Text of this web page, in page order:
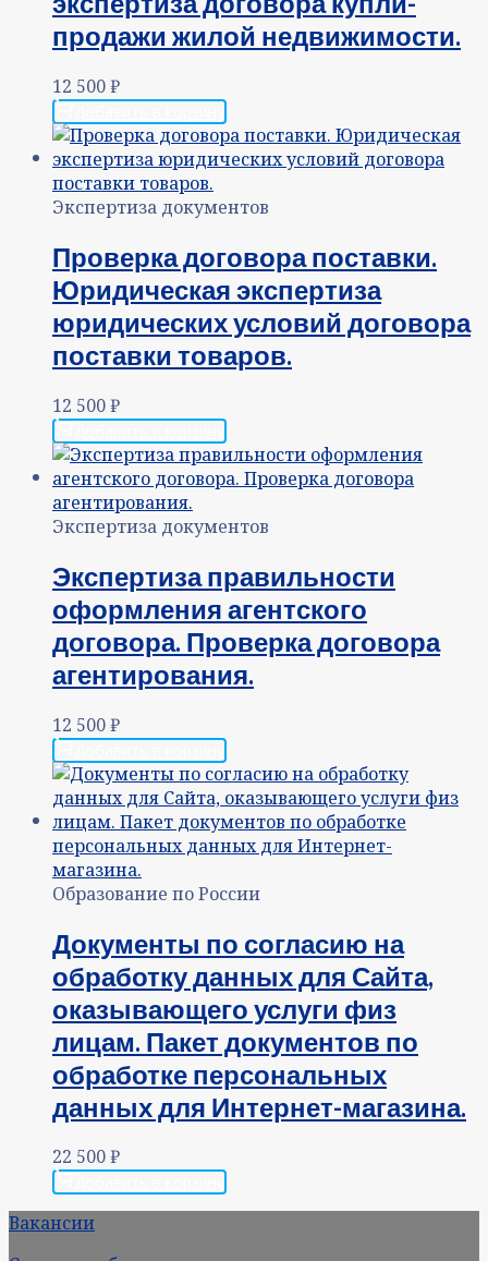
продажи жилой недвижимости.
12 500₽
Экспертиза документов
Проверка договора поставки.
Юридическая экспертиза
юридических условий договора
поставки товаров.
12 500₽
Экспертиза документов
Экспертиза правильности
оформления агентского
договора. Проверка договора
агентирования.
12 500₽
Образование по России
Документы по согласию на
обработку данных для Сайта,
оказывающего услуги физ
лицам. Пакет документов по
обработке персональных
данных для Интернет-магазина.
22 500₽
Вакансии